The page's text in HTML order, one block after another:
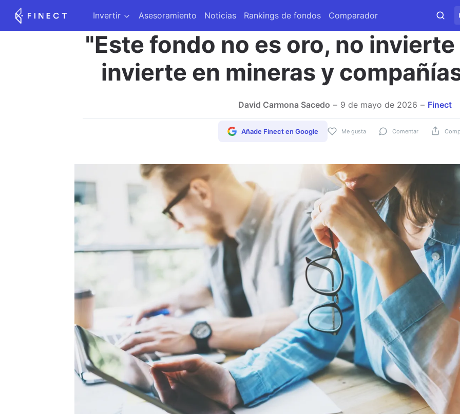
Invertir Asesoramiento Noticias Rankings de fondos Comparador
"Este fondo no es oro, no
invierte en mineras y
David Carmona Sacedo 9 de mayo de 2026 Finect
Me gusta Comentar
Añade Finect en Google